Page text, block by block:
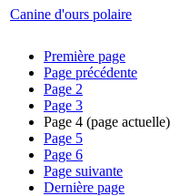
Canine d'ours polaire
Première page
Page précédente
Page 2
Page 3
Page 4 (page actuelle)
Page 5
Page 6
Page suivante
Dernière page